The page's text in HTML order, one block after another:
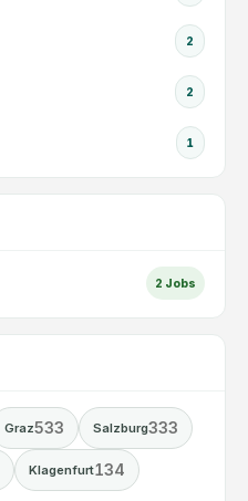
2
2
1
2 Jobs
Graz533 Salzburg333
Klagenfurt134